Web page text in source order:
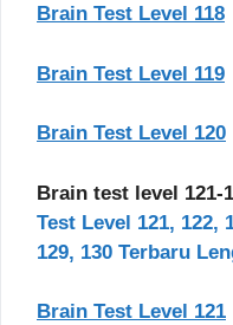
Brain Test Level 118
Brain Test Level 119
Brain Test Level 120
Brain test level 121-
Test Level 121, 122,
129, 130 Terbaru
Brain Test Level 121